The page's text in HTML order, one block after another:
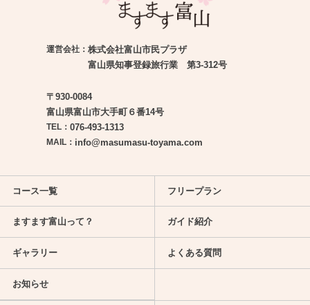
運営会社：株式会社富山市民プラザ
富山県知事登録旅行業 第3-312号
〒930-0084
富山県富山市大手町６番14号
TEL：076-493-1313
MAIL： info@masumasu-toyama.com
コース一覧 フリープラン
ますます富山って？ ガイド紹介
ギャラリー よくある質問
お知らせ